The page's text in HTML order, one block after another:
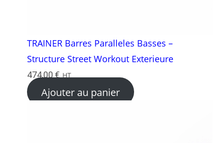
TRAINER Barres Paralleles Basses –
Structure Street Workout Exterieure
474,00 € HT
Ajouter au panier